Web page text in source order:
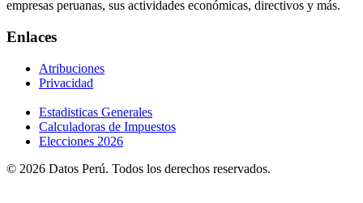
empresas peruanas, sus actividades económicas, directivos y más.
Enlaces
Atribuciones
Privacidad
Estadisticas Generales
Calculadoras de Impuestos
Elecciones 2026
© 2026 Datos Perú. Todos los derechos reservados.